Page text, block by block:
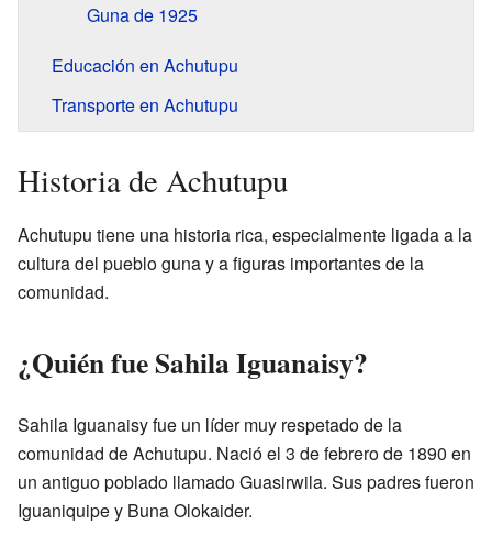
Guna de 1925
Educación en Achutupu
Transporte en Achutupu
Historia de Achutupu
Achutupu tiene una historia rica, especialmente ligada a la
cultura del pueblo guna y a figuras importantes de la
comunidad.
¿Quién fue Sahila Iguanaisy?
Sahila Iguanaisy fue un líder muy respetado de la
comunidad de Achutupu. Nació el 3 de febrero de 1890 en
un antiguo poblado llamado Guasirwila. Sus padres fueron
Iguaniquipe y Buna Olokaider.